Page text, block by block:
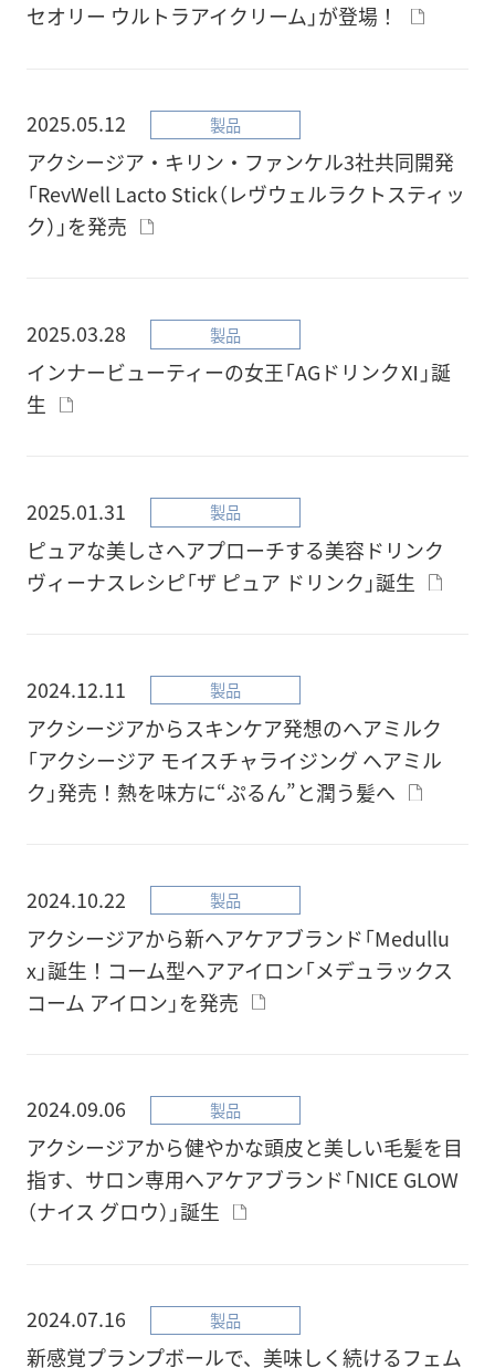
セオリー ウルトラアイクリーム」が登場！
2025.05.12 製品
アクシージア・キリン・ファンケル3社共同開発
「RevWell Lacto Stick（レヴウェルラクトスティッ
ク）」を発売
2025.03.28 製品
インナービューティーの女王「AGドリンクⅪ」誕
生
2025.01.31 製品
ピュアな美しさへアプローチする美容ドリンク
ヴィーナスレシピ「ザ ピュア ドリンク」誕生
2024.12.11 製品
アクシージアからスキンケア発想のヘアミルク
「アクシージア モイスチャライジング ヘアミル
ク」発売！熱を味方に“ぷるん”と潤う髪へ
2024.10.22 製品
アクシージアから新ヘアケアブランド「Medullu
x」誕生！コーム型ヘアアイロン「メデュラックス
コーム アイロン」を発売
2024.09.06 製品
アクシージアから健やかな頭皮と美しい毛髪を目
指す、サロン専用ヘアケアブランド「NICE GLOW
（ナイス グロウ）」誕生
2024.07.16 製品
新感覚プランプボールで、美味しく続けるフェム